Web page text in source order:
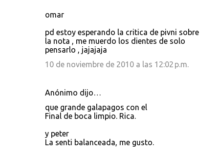
omar
pd estoy esperando la critica de pivni sobre
la nota , me muerdo los dientes de solo
pensarlo , jajajaja
10 de noviembre de 2010 a las 12:02 p.m.
Anónimo dijo…
que grande galapagos con el
Final de boca limpio. Rica.
y peter
La senti balanceada, me gusto.